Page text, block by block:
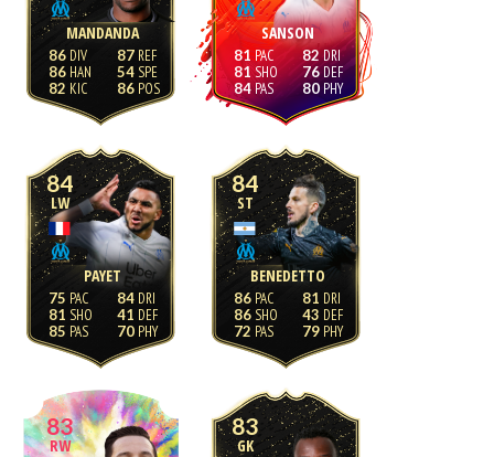
MANDANDA
86
86
82
87
54
86
SANSON
81
81
84
82
76
80
84
LW
PAYET
75
81
85
84
41
70
84
ST
BENEDETTO
86
86
72
81
43
79
83
RW
83
GK